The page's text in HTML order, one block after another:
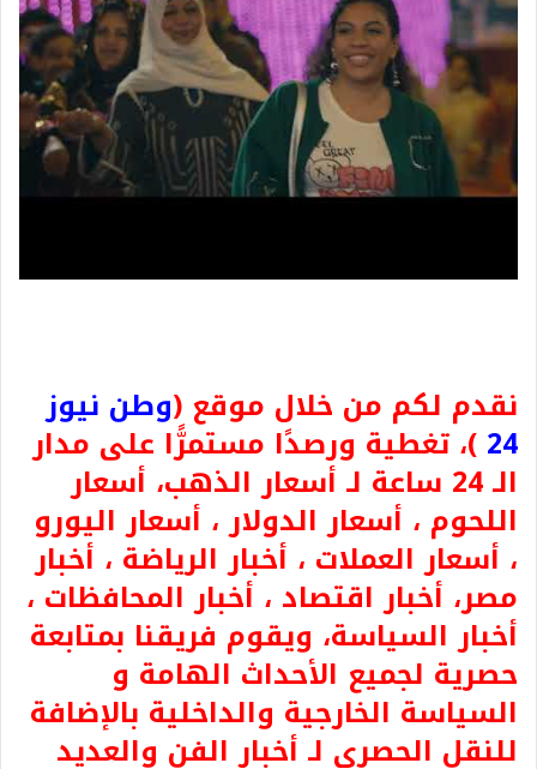
نقدم لكم من خلال موقع (وطن نيوز
24 )، تغطية ورصدًا مستمرًّا على مدار
الـ 24 ساعة لـ أسعار الذهب، أسعار
اللحوم ، أسعار الدولار ، أسعار اليورو
، أسعار العملات ، أخبار الرياضة ، أخبار
مصر، أخبار اقتصاد ، أخبار المحافظات ،
أخبار السياسة، ويقوم فريقنا بمتابعة
حصرية لجميع الأحداث الهامة و
السياسة الخارجية والداخلية بالإضافة
للنقل الحصري لـ أخبار الفن والعديد